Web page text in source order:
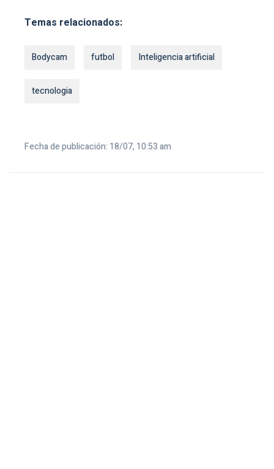
Temas relacionados:
Bodycam futbol Inteligencia artificial
tecnologia
Fecha de publicación: 18/07, 10:53 am